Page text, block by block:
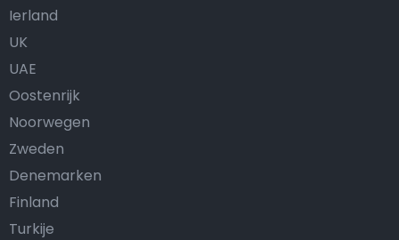
Ierland
UK
UAE
Oostenrijk
Noorwegen
Zweden
Denemarken
Finland
Turkije